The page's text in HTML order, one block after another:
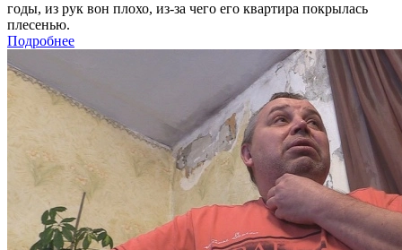
годы, из рук вон плохо, из-за чего его квартира покрылась
плесенью.
Подробнее